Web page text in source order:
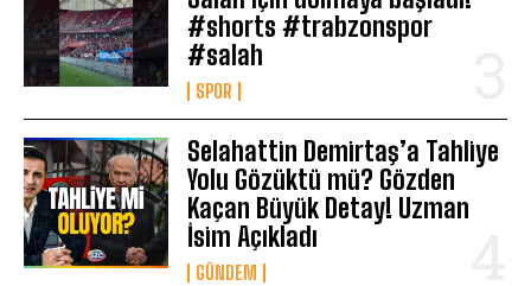
#shorts #trabzonspor
#salah
SPOR
Selahattin Demirtaş’a Tahliye
Yolu Gözüktü mü? Gözden
Kaçan Büyük Detay! Uzman
İsim Açıkladı
GÜNDEM